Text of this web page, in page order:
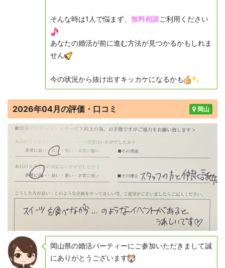
そんな時は1人で悩まず、 無料相談ご利用ください
あなたの婚活が前に進む方法が見つかるかもしれま
せん
今の状況から抜け出すキッカケになるかも
岡山
2026年04月の評価・口コミ
岡山県の婚活パーティーにご参加いただきまして誠
にありがとうございます